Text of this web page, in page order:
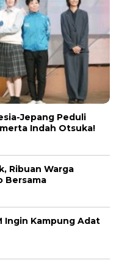
Jepang Peduli
Indah Otsuka!
Ribuan Warga
Bersama
Ingin Kampung Adat